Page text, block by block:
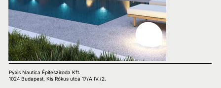
Pyxis Nautica Építésziroda Kft.
1024 Budapest, Kis Rókus utca 17/A IV./2.